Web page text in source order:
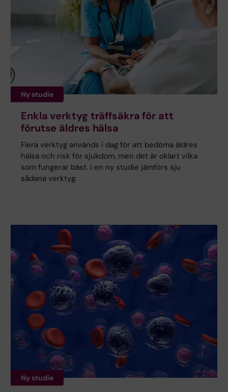
Ny studie
Enkla verktyg träffsäkra för att
förutse äldres hälsa
Flera verktyg används i dag för att bedöma äldres
hälsa och risk för sjukdom, men det är oklart vilka
som fungerar bäst. I en ny studie jämförs sju
sådana verktyg.
Ny studie